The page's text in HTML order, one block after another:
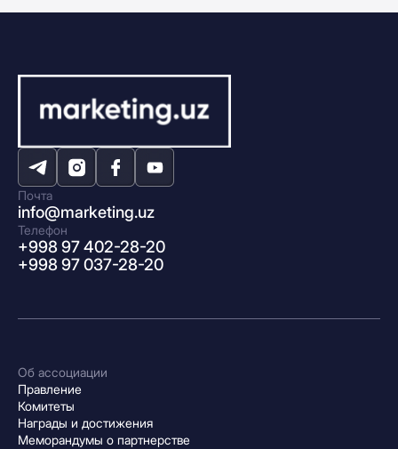
Почта
info@marketing.uz
Телефон
+998 97 402-28-20
+998 97 037-28-20
Об ассоциации
Правление
Комитеты
Награды и достижения
Меморандумы о партнерстве